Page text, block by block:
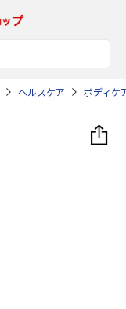
ヘルスケア ボディケ